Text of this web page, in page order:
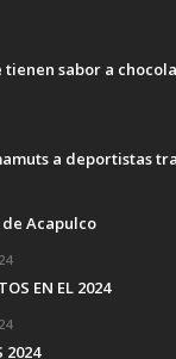
sabor a
a deportistas
Acapulco
EN EL 2024
2024